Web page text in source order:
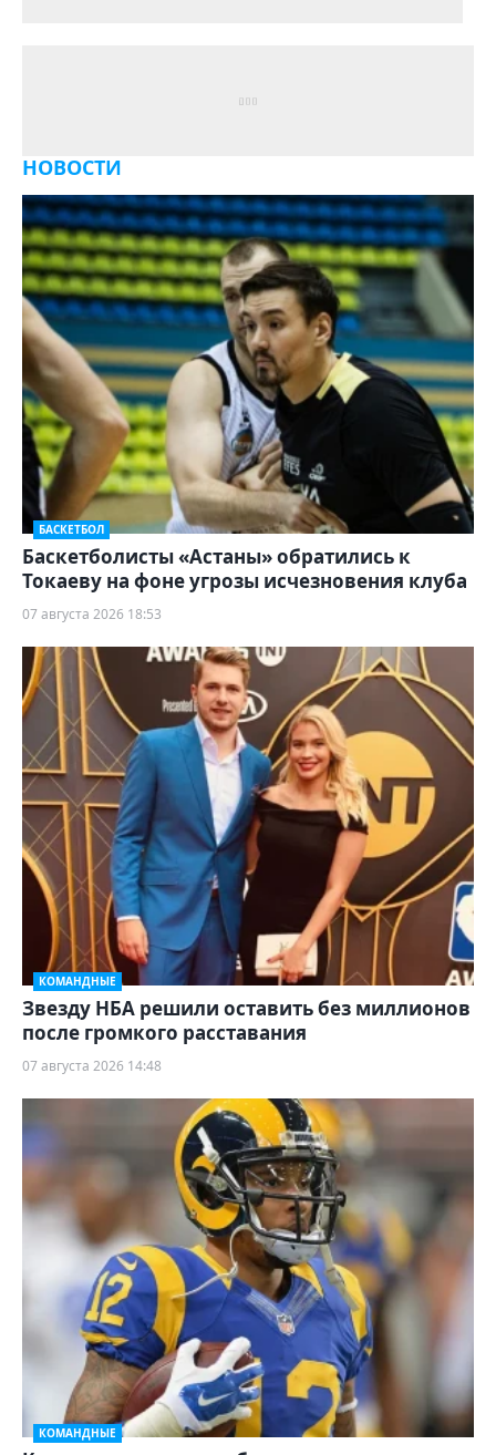
НОВОСТИ
БАСКЕТБОЛ
Баскетболисты «Астаны» обратились к
Токаеву на фоне угрозы исчезновения клуба
07 августа 2026 18:53
КОМАНДНЫЕ
Звезду НБА решили оставить без миллионов
после громкого расставания
07 августа 2026 14:48
КОМАНДНЫЕ